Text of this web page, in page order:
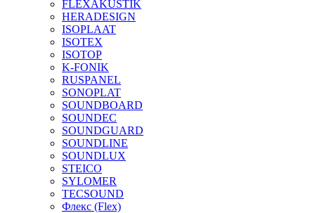
FLEXAKUSTIK
HERADESIGN
ISOPLAAT
ISOTEX
ISOTOP
K-FONIK
RUSPANEL
SONOPLAT
SOUNDBOARD
SOUNDEC
SOUNDGUARD
SOUNDLINE
SOUNDLUX
STEICO
SYLOMER
TECSOUND
Флекс (Flex)